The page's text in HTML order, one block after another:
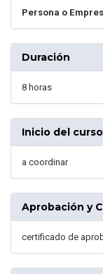
Persona o
Duración
8 horas
Inicio del curso
a coordinar
Aprobación y
certificado de